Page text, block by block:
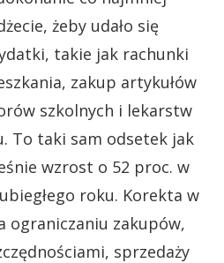
żeby udało się
takie jak rachunki
zakup artykułów
szkolnych i lekarstw
To taki sam odsetek jak
wzrost o 52 proc. w
roku. Korekta w
ograniczaniu zakupów,
sprzedaży